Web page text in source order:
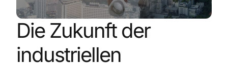
Die Zukunft der
industriellen